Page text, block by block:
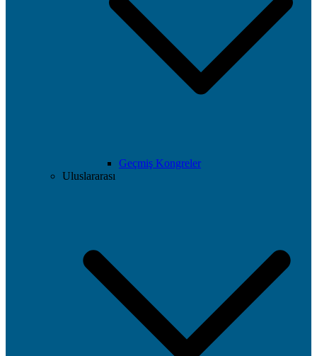
Geçmiş Kongreler
Uluslararası